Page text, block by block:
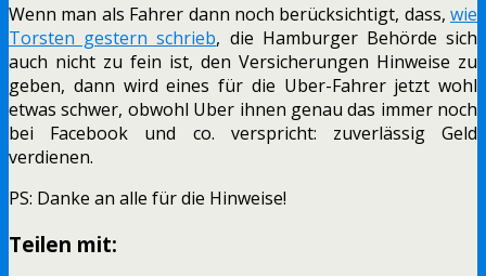
Wenn man als Fahrer dann noch berücksichtigt, dass, wie
Torsten gestern schrieb, die Hamburger Behörde sich
auch nicht zu fein ist, den Versicherungen Hinweise zu
geben, dann wird eines für die Uber-Fahrer jetzt wohl
etwas schwer, obwohl Uber ihnen genau das immer noch
bei Facebook und co. verspricht: zuverlässig Geld
verdienen.
PS: Danke an alle für die Hinweise!
Teilen mit: